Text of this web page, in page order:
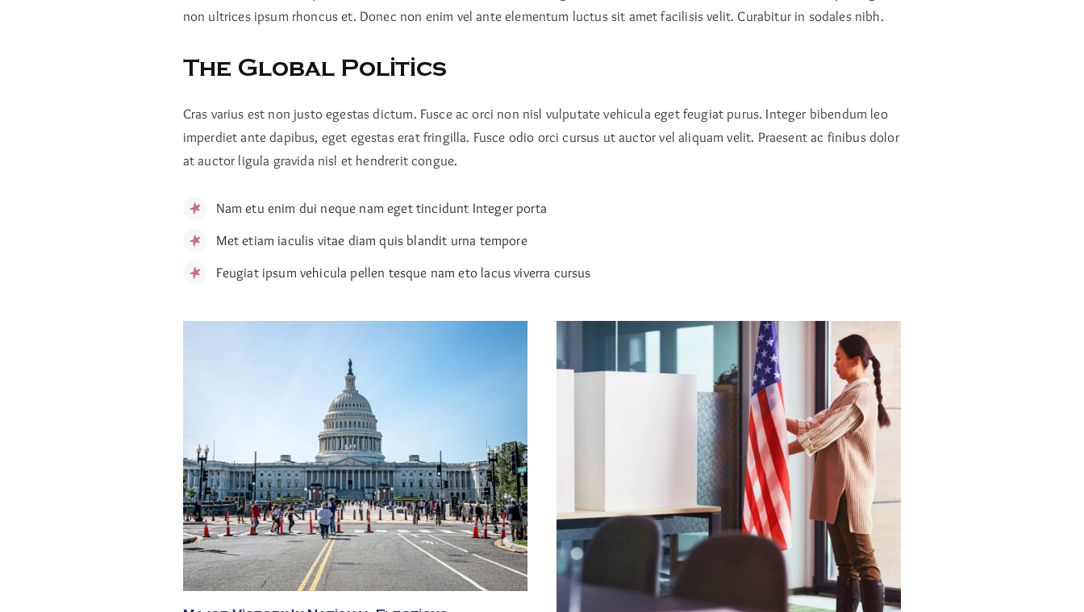
non ultrices ipsum rhoncus et. Donec non enim vel ante elementum luctus sit amet facilisis velit. Curabitur in sodales nibh.
The Global Politics
Cras varius est non justo egestas dictum. Fusce ac orci non nisl vulputate vehicula eget feugiat purus. Integer bibendum leo
imperdiet ante dapibus, eget egestas erat fringilla. Fusce odio orci cursus ut auctor vel aliquam velit. Praesent ac finibus dolor
at auctor ligula gravida nisl et hendrerit congue.
Nam etu enim dui neque nam eget tincidunt Integer porta
Met etiam iaculis vitae diam quis blandit urna tempore
Feugiat ipsum vehicula pellen tesque nam eto lacus viverra cursus